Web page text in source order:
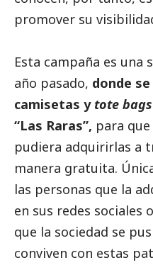
promover su
Esta campaña es una
año pasado, donde
camisetas y tote bags
“Las Raras”, para
pudiera adquirirlas a
manera gratuita.
las personas que la
en sus redes sociales
que la sociedad se
conviven con estas